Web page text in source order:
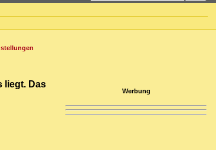
liegt. Das
Werbung